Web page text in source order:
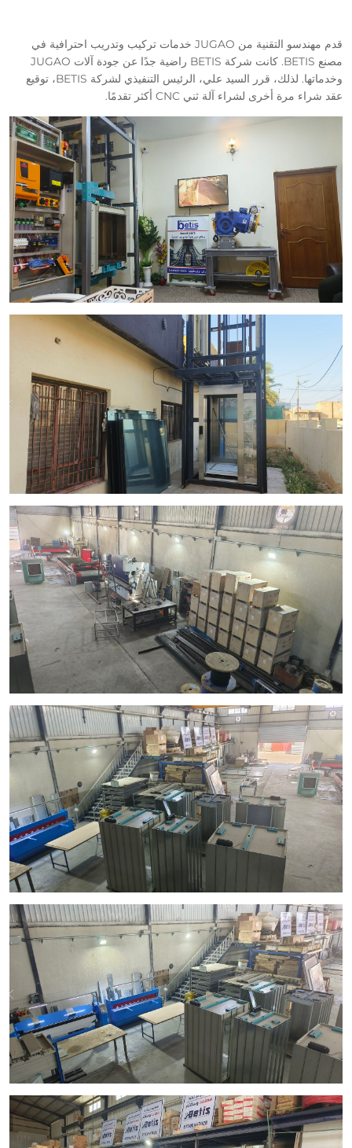
قدم مهندسو التقنية من JUGAO خدمات تركيب وتدريب احترافية في
مصنع BETIS. كانت شركة BETIS راضية جدًا عن جودة آلات JUGAO
وخدماتها. لذلك، قرر السيد علي، الرئيس التنفيذي لشركة BETIS، توقيع
عقد شراء مرة أخرى لشراء آلة ثني CNC أكثر تقدمًا.